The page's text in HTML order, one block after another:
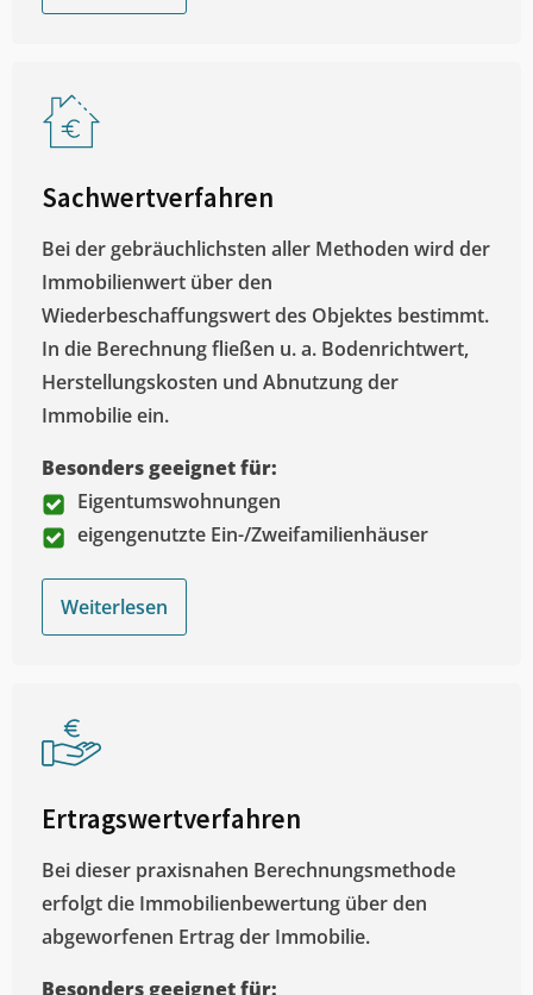
Sachwertverfahren
Bei der gebräuchlichsten aller Methoden wird der
Immobilienwert über den
Wiederbeschaffungswert des Objektes bestimmt.
In die Berechnung fließen u. a. Bodenrichtwert,
Herstellungskosten und Abnutzung der
Immobilie ein.
Besonders geeignet für:
Eigentumswohnungen
eigengenutzte Ein-/Zweifamilienhäuser
Weiterlesen
Ertragswertverfahren
Bei dieser praxisnahen Berechnungsmethode
erfolgt die Immobilienbewertung über den
abgeworfenen Ertrag der Immobilie.
Besonders geeignet für: